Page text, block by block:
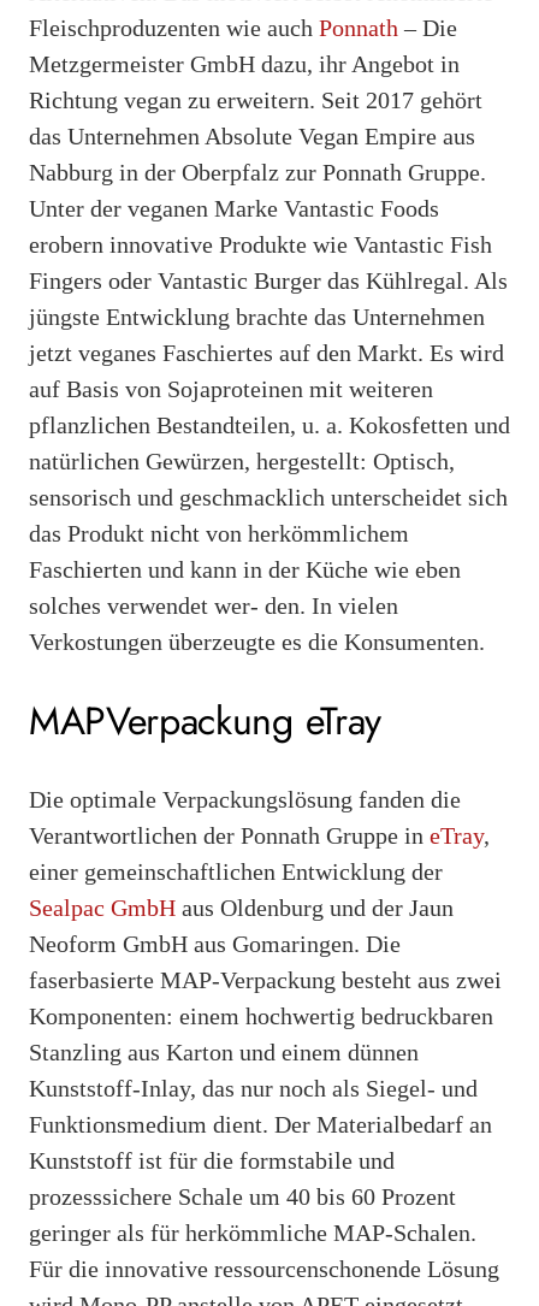
Fleischproduzenten wie auch Ponnath – Die
Metzgermeister GmbH dazu, ihr Angebot in
Richtung vegan zu erweitern. Seit 2017 gehört
das Unternehmen Absolute Vegan Empire aus
Nabburg in der Oberpfalz zur Ponnath Gruppe.
Unter der veganen Marke Vantastic Foods
erobern innovative Produkte wie Vantastic Fish
Fingers oder Vantastic Burger das Kühlregal. Als
jüngste Entwicklung brachte das Unternehmen
jetzt veganes Faschiertes auf den Markt. Es wird
auf Basis von Sojaproteinen mit weiteren
pflanzlichen Bestandteilen, u. a. Kokosfetten und
natürlichen Gewürzen, hergestellt: Optisch,
sensorisch und geschmacklich unterscheidet sich
das Produkt nicht von herkömmlichem
Faschierten und kann in der Küche wie eben
solches verwendet wer- den. In vielen
Verkostungen überzeugte es die Konsumenten.
MAP­Verpackung eTray
Die optimale Verpackungslösung fanden die
Verantwortlichen der Ponnath Gruppe in eTray,
einer gemeinschaftlichen Entwicklung der
Sealpac GmbH aus Oldenburg und der Jaun
Neoform GmbH aus Gomaringen. Die
faserbasierte MAP-Verpackung besteht aus zwei
Komponenten: einem hochwertig bedruckbaren
Stanzling aus Karton und einem dünnen
Kunststoff-Inlay, das nur noch als Siegel- und
Funktionsmedium dient. Der Materialbedarf an
Kunststoff ist für die formstabile und
prozesssichere Schale um 40 bis 60 Prozent
geringer als für herkömmliche MAP-Schalen.
Für die innovative ressourcenschonende Lösung